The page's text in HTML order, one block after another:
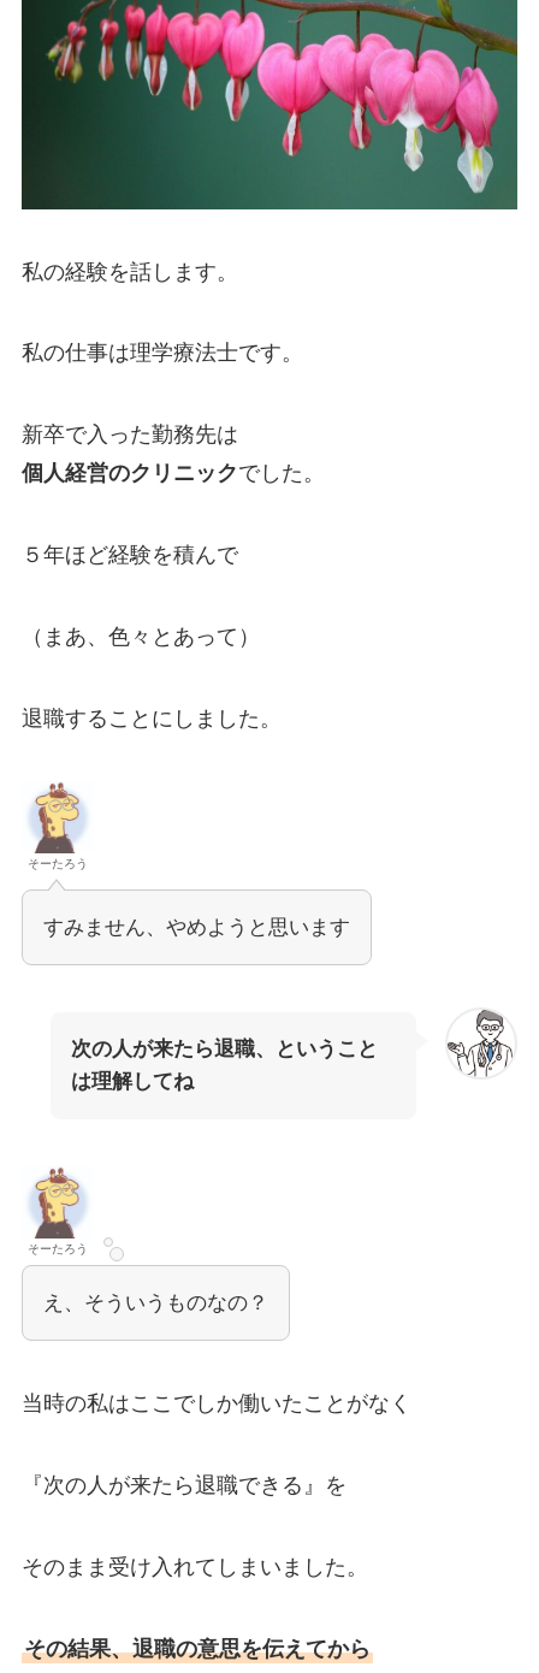
私の経験を話します。
私の仕事は理学療法士です。
新卒で入った勤務先は
個人経営のクリニックでした。
５年ほど経験を積んで
（まあ、色々とあって）
退職することにしました。
そーたろう
すみません、やめようと思います
次の人が来たら退職、ということ
は理解してね
そーたろう
え、そういうものなの？
当時の私はここでしか働いたことがなく
『次の人が来たら退職できる』を
そのまま受け入れてしまいました。
その結果、退職の意思を伝えてから